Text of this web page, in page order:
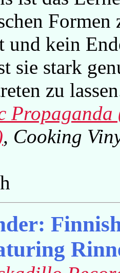
Formen
und kein
sie stark
zu
, Cooking